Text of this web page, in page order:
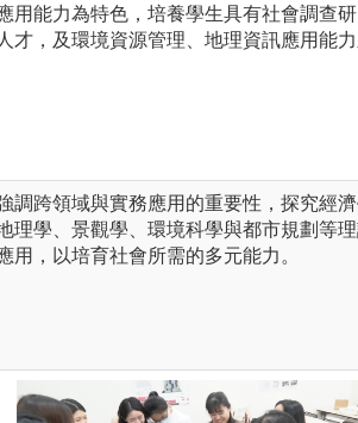
用能力為特色，培養學生具有社會調查
才，及環境資源管理、地理資訊應用能
調跨領域與實務應用的重要性，探究經
理學、景觀學、環境科學與都市規劃等
用，以培育社會所需的多元能力。